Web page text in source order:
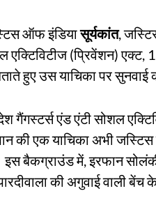
ऑफ इंडियासूर्यकांत,
एक्टिविटीज (प्रिवेंशन)
हुए उस याचिका पर सुनवाई
गैंगस्टर्स एंड एंटी सोशल
की एक याचिका अभी जस्टिस
इस बैकग्राउंड में, इरफान
की अगुवाई वाली